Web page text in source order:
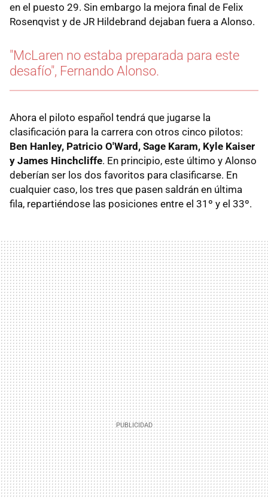
en el puesto 29. Sin embargo la mejora final de Felix
Rosenqvist y de JR Hildebrand dejaban fuera a Alonso.
"McLaren no estaba preparada para este
desafío", Fernando Alonso.
Ahora el piloto español tendrá que jugarse la
clasificación para la carrera con otros cinco pilotos:
Ben Hanley, Patricio O'Ward, Sage Karam, Kyle Kaiser
y James Hinchcliffe. En principio, este último y Alonso
deberían ser los dos favoritos para clasificarse. En
cualquier caso, los tres que pasen saldrán en última
fila, repartiéndose las posiciones entre el 31º y el 33º.